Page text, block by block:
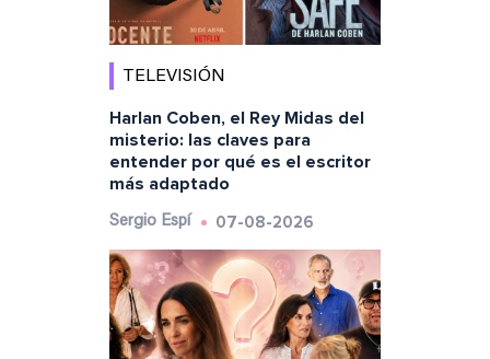
TELEVISIÓN
Harlan Coben, el Rey Midas del
misterio: las claves para
entender por qué es el escritor
más adaptado
Sergio Espí 07-08-2026